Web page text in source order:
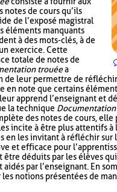
de cours qu’ils
de l’exposé magistral
éléments manquants
à des mots-clés, à de
exercice. Cette
totale de notes de
trouéea
de leur permettre de
en note que certains
apprend l’enseignant et
la technique
des notes de cours, elle
incite à être plus attentifs
en les invitant à réfléchir
et efficace pour
déduits par les élèves
par l’enseignant. En
notions présentées de